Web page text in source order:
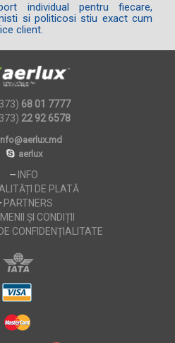
individual pentru fiecare,
si politicosi stiu exact cum
client.
68 01 7777
22 92 6578
aerlux
INFO
DE PLATĂ
PARTNERS
ȘI CONDIȚII
CONFIDENȚIALITATE